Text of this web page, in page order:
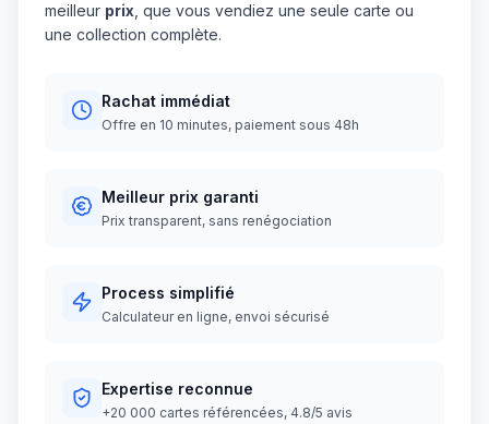
meilleur prix , que vous vendiez une seule carte ou
une collection complète.
Rachat immédiat
Offre en 10 minutes, paiement sous 48h
Meilleur prix garanti
Prix transparent, sans renégociation
Process simplifié
Calculateur en ligne, envoi sécurisé
Expertise reconnue
+20 000 cartes référencées, 4.8/5 avis